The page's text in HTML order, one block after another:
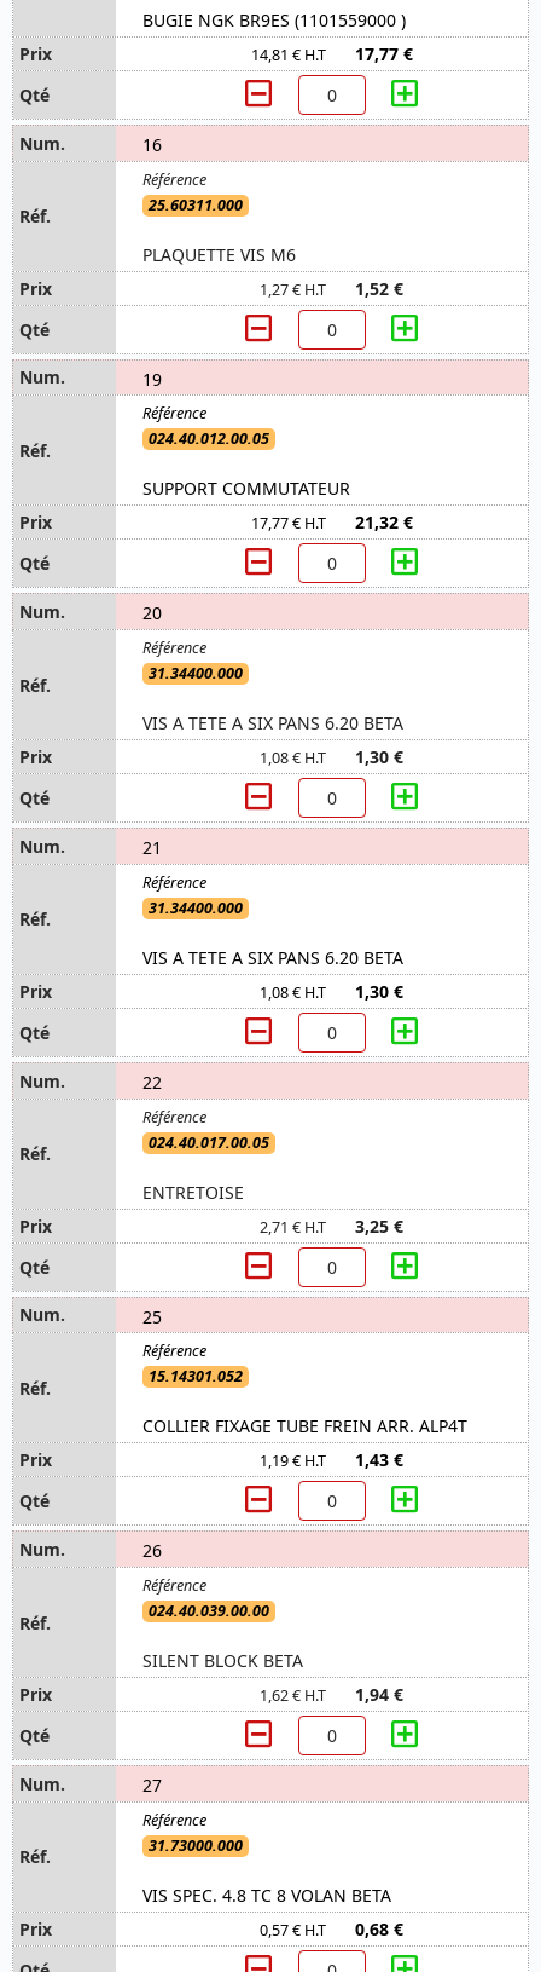
BUGIE NGK BR9ES (1101559000 )
14,81 € H.T 17,77 €
16
25.60311.000
PLAQUETTE VIS M6
1,27 € H.T 1,52 €
19
024.40.012.00.05
SUPPORT COMMUTATEUR
17,77 € H.T 21,32 €
20
31.34400.000
VIS A TETE A SIX PANS 6.20 BETA
1,08 € H.T 1,30 €
21
31.34400.000
VIS A TETE A SIX PANS 6.20 BETA
1,08 € H.T 1,30 €
22
024.40.017.00.05
ENTRETOISE
2,71 € H.T 3,25 €
25
15.14301.052
COLLIER FIXAGE TUBE FREIN ARR. ALP4T
1,19 € H.T 1,43 €
26
024.40.039.00.00
SILENT BLOCK BETA
1,62 € H.T 1,94 €
27
31.73000.000
VIS SPEC. 4.8 TC 8 VOLAN BETA
0,57 € H.T 0,68 €